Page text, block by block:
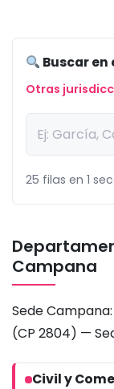
Buscar
Otras
25 filas en 1
Campana
Sede
(CP 2804) —
Civil y